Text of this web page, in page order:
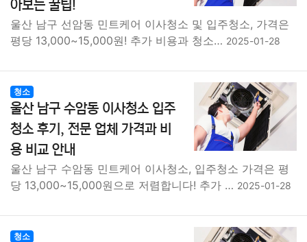
아보는 꿀팁!
울산 남구 선암동 민트케어 이사청소 및 입주청소, 가격은
평당 13,000~15,000원! 추가 비용과 청소… 2025-01-28
청소
울산 남구 수암동 이사청소 입주
청소 후기, 전문 업체 가격과 비
용 비교 안내
울산 남구 수암동 민트케어 이사청소, 입주청소 가격은 평
당 13,000~15,000원으로 저렴합니다! 추가 … 2025-01-28
청소